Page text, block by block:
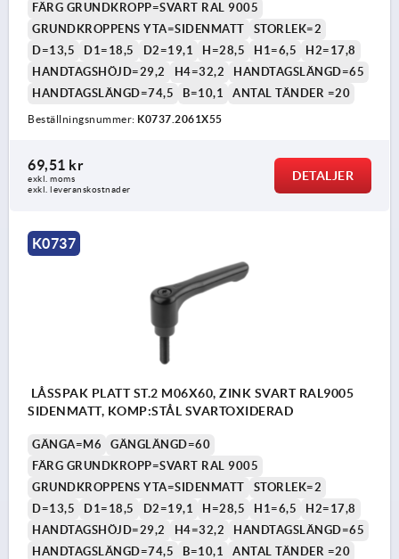
FÄRG GRUNDKROPP=SVART RAL 9005
GRUNDKROPPENS YTA=SIDENMATT
STORLEK=2
D=13,5
D1=18,5 D2=19,1 H=28,5 H1=6,5
H2=17,8
HANDTAGSHÖJD=29,2
H4=32,2
HANDTAGSLÄNGD=65
HANDTAGSLÄNGD=74,5
B=10,1 ANTAL TÄNDER =20
Beställningsnummer: K0737.2061X55
69,51 kr
exkl. moms
exkl. leveranskostnader
DETALJER
K0737
LÅSSPAK PLATT ST.2 M06X60, ZINK SVART RAL9005
SIDENMATT, KOMP:STÅL SVARTOXIDERAD
GÄNGA=M6
GÄNGLÄNGD=60
FÄRG GRUNDKROPP=SVART RAL 9005
GRUNDKROPPENS YTA=SIDENMATT
STORLEK=2
D=13,5
D1=18,5 D2=19,1 H=28,5 H1=6,5
H2=17,8
HANDTAGSHÖJD=29,2
H4=32,2
HANDTAGSLÄNGD=65
HANDTAGSLÄNGD=74,5
B=10,1 ANTAL TÄNDER =20